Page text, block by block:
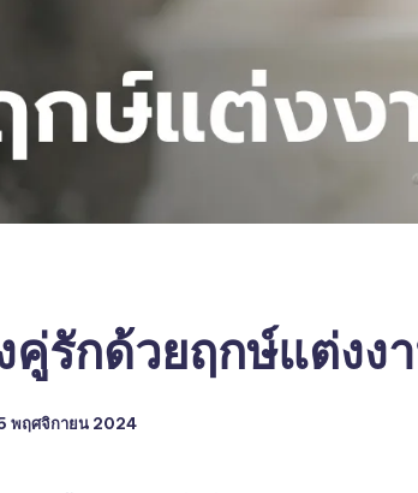
คู่รักด้วยฤกษ์แต่ง
พฤศจิกายน 2024